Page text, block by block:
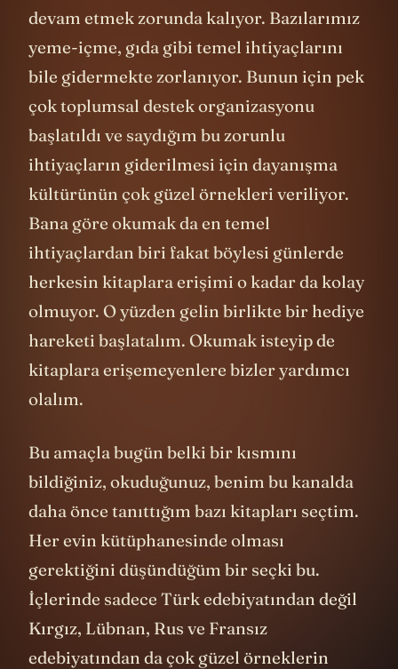
devam etmek zorunda kalıyor. Bazılarımız
yeme-içme, gıda gibi temel ihtiyaçlarını
bile gidermekte zorlanıyor. Bunun için pek
çok toplumsal destek organizasyonu
başlatıldı ve saydığım bu zorunlu
ihtiyaçların giderilmesi için dayanışma
kültürünün çok güzel örnekleri veriliyor.
Bana göre okumak da en temel
ihtiyaçlardan biri fakat böylesi günlerde
herkesin kitaplara erişimi o kadar da kolay
olmuyor. O yüzden gelin birlikte bir hediye
hareketi başlatalım. Okumak isteyip de
kitaplara erişemeyenlere bizler yardımcı
olalım.
Bu amaçla bugün belki bir kısmını
bildiğiniz, okuduğunuz, benim bu kanalda
daha önce tanıttığım bazı kitapları seçtim.
Her evin kütüphanesinde olması
gerektiğini düşündüğüm bir seçki bu.
İçlerinde sadece Türk edebiyatından değil
Kırgız, Lübnan, Rus ve Fransız
edebiyatından da çok güzel örneklerin